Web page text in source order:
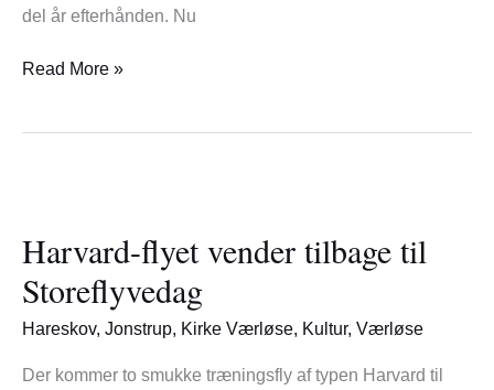
del år efterhånden. Nu
Read More »
Harvard-flyet vender tilbage til
Storeflyvedag
Hareskov, Jonstrup, Kirke Værløse, Kultur, Værløse
Der kommer to smukke træningsfly af typen Harvard til
vender
tilbage
til
Storeflyvedag